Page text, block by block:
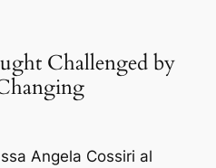
Challenged by
Angela Cossiri al